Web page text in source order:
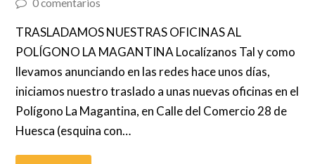
0 comentarios
TRASLADAMOS NUESTRAS OFICINAS AL
POLÍGONO LA MAGANTINA Localízanos Tal y como
llevamos anunciando en las redes hace unos días,
iniciamos nuestro traslado a unas nuevas oficinas en el
Polígono La Magantina, en Calle del Comercio 28 de
Huesca (esquina con…